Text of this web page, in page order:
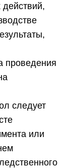
проведения
следует
или